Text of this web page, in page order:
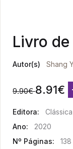
Livro
Autor(s) Shang
9.90€ 8.91€
Editora:
Ano:
2020
Nº Páginas:
138